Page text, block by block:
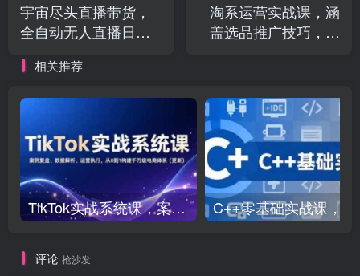
宇宙尽头直播带货，
全自动无人直播日入
项目
淘系运营实战课，涵
盖选品推广技巧，提
相关推荐
TikTok实战系统课，案例复盘、数据解析、运营执行，从0到1构建千万级电商体系（更新）
评论 抢沙发